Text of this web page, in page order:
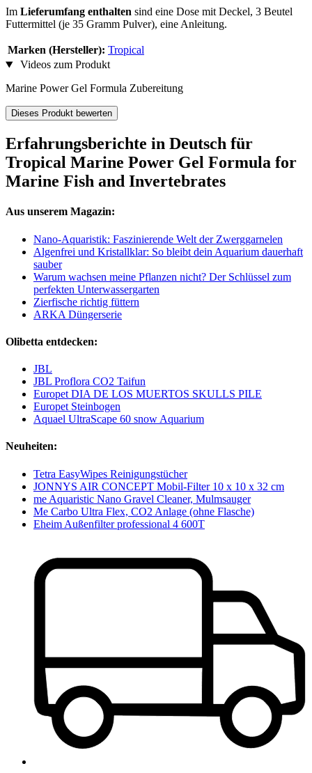
Im Lieferumfang enthalten sind eine Dose mit Deckel, 3 Beutel
Futtermittel (je 35 Gramm Pulver), eine Anleitung.
Marken (Hersteller): Tropical
Videos zum Produkt
Marine Power Gel Formula Zubereitung
Dieses Produkt bewerten
Erfahrungsberichte in Deutsch für
Tropical Marine Power Gel Formula for
Marine Fish and Invertebrates
Aus unserem Magazin:
Nano-Aquaristik: Faszinierende Welt der Zwerggarnelen
Algenfrei und Kristallklar: So bleibt dein Aquarium dauerhaft
sauber
Warum wachsen meine Pflanzen nicht? Der Schlüssel zum
perfekten Unterwassergarten
Zierfische richtig füttern
ARKA Düngerserie
Olibetta entdecken:
JBL
JBL Proflora CO2 Taifun
Europet DIA DE LOS MUERTOS SKULLS PILE
Europet Steinbogen
Aquael UltraScape 60 snow Aquarium
Neuheiten:
Tetra EasyWipes Reinigungstücher
JONNYS AIR CONCEPT Mobil-Filter 10 x 10 x 32 cm
me Aquaristic Nano Gravel Cleaner, Mulmsauger
Me Carbo Ultra Flex, CO2 Anlage (ohne Flasche)
Eheim Außenfilter professional 4 600T